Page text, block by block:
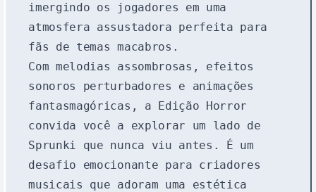
imergindo os jogadores em uma
atmosfera assustadora perfeita para
fãs de temas macabros.
Com melodias assombrosas, efeitos
sonoros perturbadores e animações
fantasmagóricas, a Edição Horror
convida você a explorar um lado de
Sprunki que nunca viu antes. É um
desafio emocionante para criadores
musicais que adoram uma estética